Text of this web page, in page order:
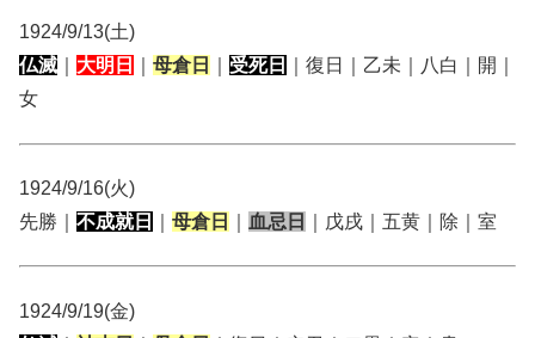
1924/9/13(土)
仏滅
大明日 母倉日 受死日
｜復日｜乙未｜八白｜開｜
女
1924/9/16(火)
先勝｜ 不成就日 母倉日 血忌日 ｜戊戌｜五黄｜除｜室
1924/9/19(金)